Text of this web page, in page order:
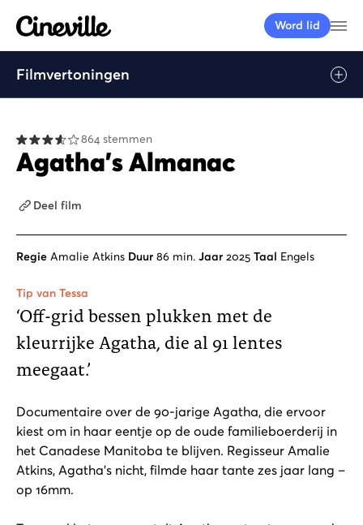
Cineville Logo
Word lid
Filmvertoningen
864 stemmen
Agatha's Almanac
Deel film
Regie Amalie Atkins Duur 86 min. Jaar 2025 Taal Engels
Tip van Tessa
‘Off-grid bessen plukken met de
kleurrijke Agatha, die al 91 lentes
meegaat.’
Documentaire over de 90-jarige Agatha, die ervoor
kiest om in haar eentje op de oude familieboerderij in
het Canadese Manitoba te blijven. Regisseur Amalie
Atkins, Agatha’s nicht, filmde haar tante zes jaar lang –
op 16mm.